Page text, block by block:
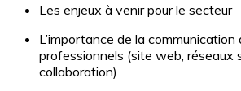
Les enjeux à venir pour le secteur
L’importance de la communication
professionnels (site web, réseaux
collaboration)